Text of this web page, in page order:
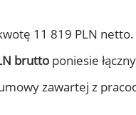
11 819 PLN netto.
brutto poniesie
zawartej z